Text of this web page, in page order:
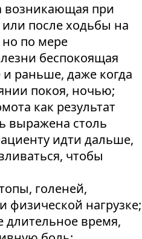
возникающая при
после ходьбы на
по мере
беспокоящая
раньше, даже когда
покоя, ночью;
как результат
выражена столь
идти дальше,
чтобы
голеней,
физической нагрузке;
время,